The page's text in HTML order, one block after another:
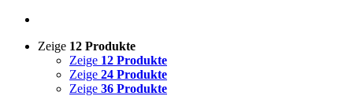
Zeige 12 Produkte
Zeige 12 Produkte
Zeige 24 Produkte
Zeige 36 Produkte